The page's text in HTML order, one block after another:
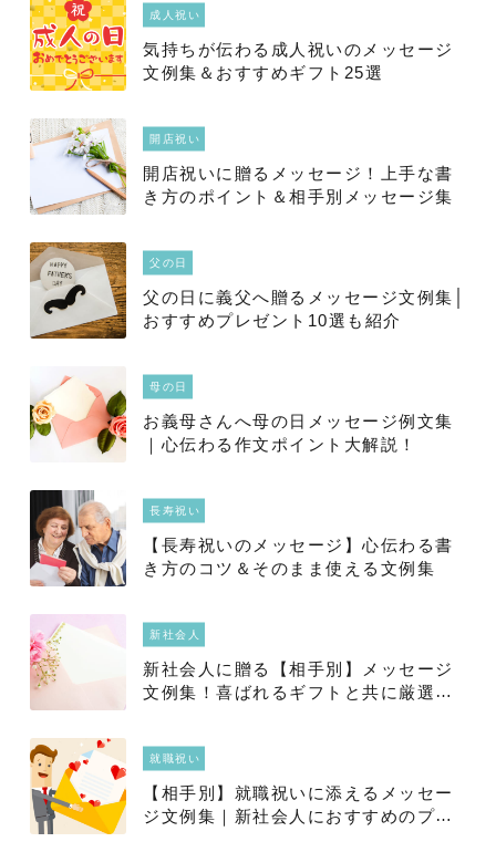
成人祝い
気持ちが伝わる成人祝いのメッセージ
文例集＆おすすめギフト25選
開店祝い
開店祝いに贈るメッセージ！上手な書
き方のポイント＆相手別メッセージ集
父の日
父の日に義父へ贈るメッセージ文例集│
おすすめプレゼント10選も紹介
母の日
お義母さんへ母の日メッセージ例文集
｜心伝わる作文ポイント大解説！
長寿祝い
【長寿祝いのメッセージ】心伝わる書
き方のコツ＆そのまま使える文例集
新社会人
新社会人に贈る【相手別】メッセージ
文例集！喜ばれるギフトと共に厳選紹
就職祝い
【相手別】就職祝いに添えるメッセー
ジ文例集｜新社会人におすすめのプレ